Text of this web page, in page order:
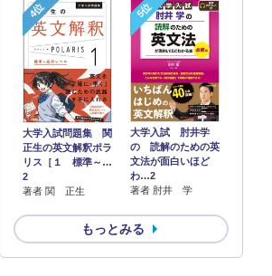
4位
大学入試問題集 関
正生の英文解釈ポラ
リス［１ 標準～…
2
著者 関 正生
5位
大学入試 肘井学
の 読解のための英
文法が面白いほど
わ…2
著者 肘井 学
もっとみる